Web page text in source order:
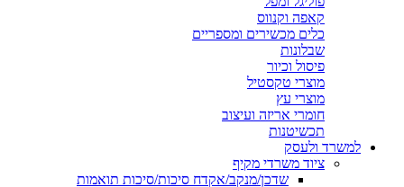
קאפה וקנווס
כלים מכשירים ומספריים
שבלונות
פיסול וכיור
מוצרי טקסטיל
מוצרי עץ
חומרי אריזה ועיצוב
תכשיטנות
למשרד ולעסק
ציוד משרדי מקיף
שדכן/מנקב/אקדח סיכות/סיכות תואמות